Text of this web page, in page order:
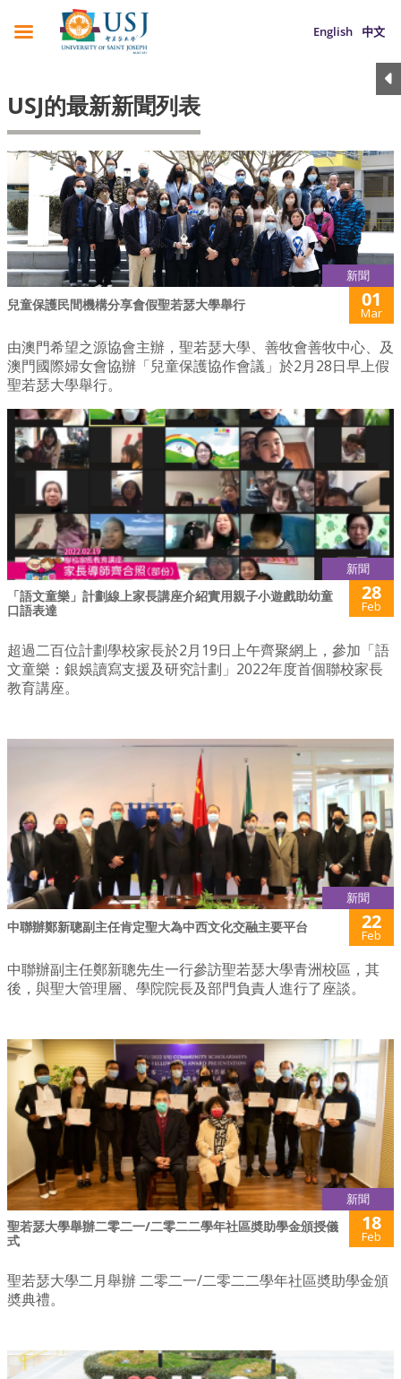
English 中文
USJ的最新新聞列表
新聞
兒童保護民間機構分享會假聖若瑟大學舉行 01
Mar
由澳門希望之源協會主辦，聖若瑟大學、善牧會善牧中心、及
澳門國際婦女會協辦「兒童保護協作會議」於2月28日早上假
聖若瑟大學舉行。
新聞
「語文童樂」計劃線上家長講座介紹實用親子小遊戲助幼童
口語表達
28
Feb
超過二百位計劃學校家長於2月19日上午齊聚網上，參加「語
文童樂：銀娛讀寫支援及研究計劃」2022年度首個聯校家長
教育講座。
新聞
中聯辦鄭新聰副主任肯定聖大為中西文化交融主要平台 22
Feb
中聯辦副主任鄭新聰先生一行參訪聖若瑟大學青洲校區，其
後，與聖大管理層、學院院長及部門負責人進行了座談。
新聞
聖若瑟大學舉辦二零二一/二零二二學年社區奬助學金頒授儀
式
18
Feb
聖若瑟大學二月舉辦 二零二一/二零二二學年社區奬助學金頒
奬典禮。